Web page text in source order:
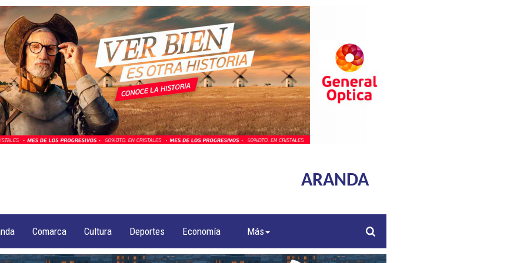
ARANDA
Comarca Cultura Deportes Economía Más